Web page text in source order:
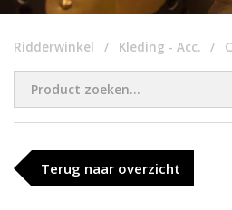
Ridderwinkel Kleding - Acc.
Terug naar overzicht